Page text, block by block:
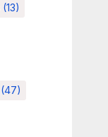
(13)
(47)